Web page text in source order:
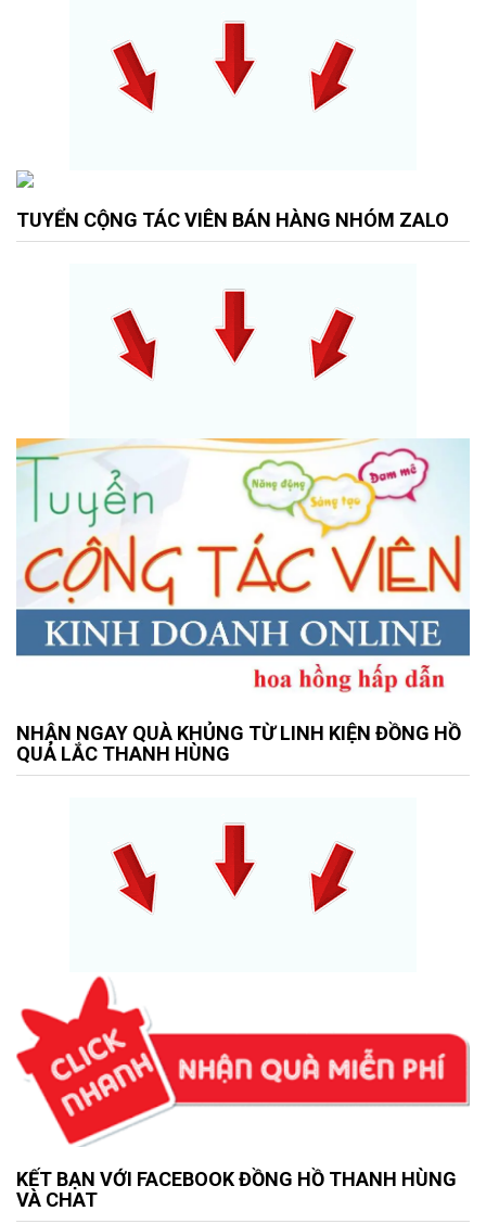
TUYỂN CỘNG TÁC VIÊN BÁN HÀNG NHÓM ZALO
NHẬN NGAY QUÀ KHỦNG TỪ LINH KIỆN ĐỒNG HỒ
QUẢ LẮC THANH HÙNG
KẾT BẠN VỚI FACEBOOK ĐỒNG HỒ THANH HÙNG
VÀ CHAT